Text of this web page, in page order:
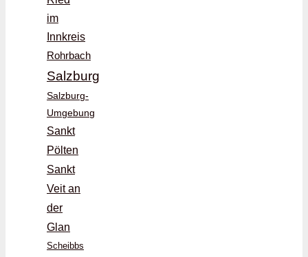
im
Innkreis
Rohrbach
Salzburg
Salzburg-
Umgebung
Sankt
Pölten
Sankt
Veit an
der
Glan
Scheibbs